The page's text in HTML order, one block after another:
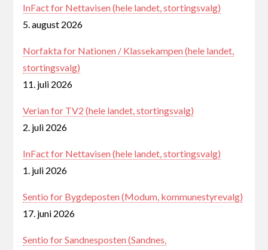
InFact for Nettavisen (hele landet, stortingsvalg)
5. august 2026
Norfakta for Nationen / Klassekampen (hele landet,
stortingsvalg)
11. juli 2026
Verian for TV2 (hele landet, stortingsvalg)
2. juli 2026
InFact for Nettavisen (hele landet, stortingsvalg)
1. juli 2026
Sentio for Bygdeposten (Modum, kommunestyrevalg)
17. juni 2026
Sentio for Sandnesposten (Sandnes,